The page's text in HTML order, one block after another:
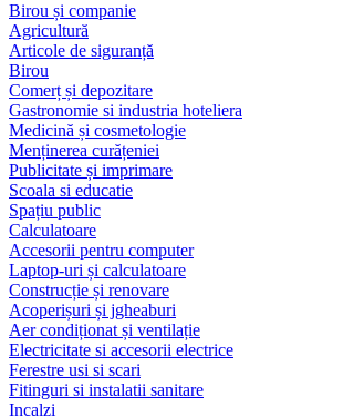
Birou și companie
Agricultură
Articole de siguranță
Birou
Comerț și depozitare
Gastronomie si industria hoteliera
Medicină și cosmetologie
Menținerea curățeniei
Publicitate și imprimare
Scoala si educatie
Spațiu public
Calculatoare
Accesorii pentru computer
Laptop-uri și calculatoare
Construcție și renovare
Acoperișuri și jgheaburi
Aer condiționat și ventilație
Electricitate si accesorii electrice
Ferestre usi si scari
Fitinguri si instalatii sanitare
Incalzi